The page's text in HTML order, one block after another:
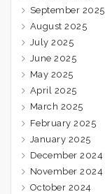
September 2025
August 2025
July 2025
June 2025
May 2025
April 2025
March 2025
February 2025
January 2025
December 2024
November 2024
October 2024